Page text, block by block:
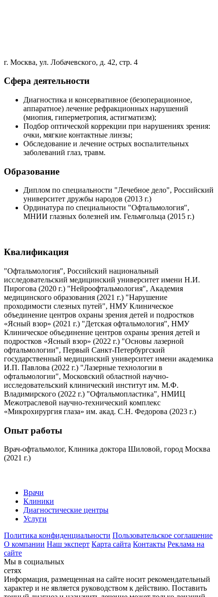
г. Москва, ул. Лобачевского, д. 42, стр. 4
Сфера деятельности
Диагностика и консервативное (безоперационное,
аппаратное) лечение рефракционных нарушений
(миопия, гиперметропия, астигматизм);
Подбор оптической коррекции при нарушениях зрения:
очки, мягкие контактные линзы;
Обследование и лечение острых воспалительных
заболеваний глаз, травм.
Образование
Диплом по специальности "Лечебное дело", Российский
университет дружбы народов (2013 г.)
Ординатура по специальности "Офтальмология",
МНИИ глазных болезней им. Гельмгольца (2015 г.)
Квалификация
"Офтальмология", Российский национальный
исследовательский медицинский университет имени Н.И.
Пирогова (2020 г.) "Нейроофтальмология", Академия
медицинского образования (2021 г.) "Нарушение
проходимости слезных путей", НМУ Клиническое
объединение центров охраны зрения детей и подростков
«Ясный взор» (2021 г.) "Детская офтальмология", НМУ
Клиническое объединение центров охраны зрения детей и
подростков «Ясный взор» (2022 г.) "Основы лазерной
офтальмологии", Первый Санкт-Петербургский
государственный медицинский университет имени академика
И.П. Павлова (2022 г.) "Лазерные технологии в
офтальмологии", Московский областной научно-
исследовательский клинический институт им. М.Ф.
Владимирского (2022 г.) "Офтальмопластика", НМИЦ
Межотраслевой научно-технический комплекс
«Микрохирургия глаза» им. акад. С.Н. Федорова (2023 г.)
Опыт работы
Врач-офтальмолог, Клиника доктора Шиловой, город Москва
(2021 г.)
Врачи
Клиники
Диагностические центры
Услуги
Политика конфиденциальности Пользовательское соглашение
О компании Наш эксперт Карта сайта Контакты Реклама на
сайте
Мы в социальных
сетях
Информация, размещенная на сайте носит рекомендательный
характер и не является руководством к действию. Поставить